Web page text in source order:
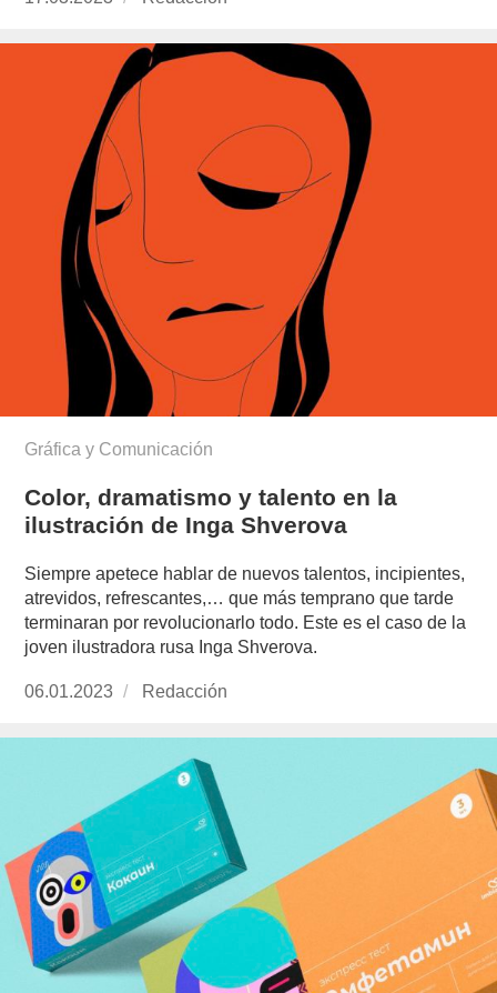
Gráfica y Comunicación
Color, dramatismo y talento en la
ilustración de Inga Shverova
Siempre apetece hablar de nuevos talentos, incipientes,
atrevidos, refrescantes,… que más temprano que tarde
terminaran por revolucionarlo todo. Este es el caso de la
joven ilustradora rusa Inga Shverova.
Publicado
06.01.2023 https://www.experimenta.es/author/redaccion/
Redacción